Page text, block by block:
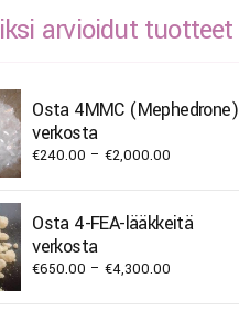
arvioidut tuotteet
Osta 4MMC (Mephedrone)
verkosta
€240.00 – €2,000.00
through
Osta 4-FEA-lääkkeitä
verkosta
€650.00 – €4,300.00